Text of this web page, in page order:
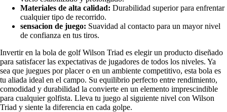
Materiales de alta calidad: Durabilidad superior para enfrentar
cualquier tipo de recorrido.
sensacion de juego: Suavidad al contacto para un mayor nivel
de confianza en tus tiros.
Invertir en la bola de golf Wilson Triad es elegir un producto diseñado
para satisfacer las expectativas de jugadores de todos los niveles. Ya
sea que juegues por placer o en un ambiente competitivo, esta bola es
tu aliada ideal en el campo. Su equilibrio perfecto entre rendimiento,
comodidad y durabilidad la convierte en un elemento imprescindible
para cualquier golfista. Lleva tu juego al siguiente nivel con Wilson
Triad y siente la diferencia en cada golpe.